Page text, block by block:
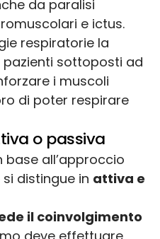
da paralisi
e ictus.
respiratorie la
sottoposti ad
i muscoli
di poter respirare
o passiva
base all’approccio
distingue in attiva e
il coinvolgimento